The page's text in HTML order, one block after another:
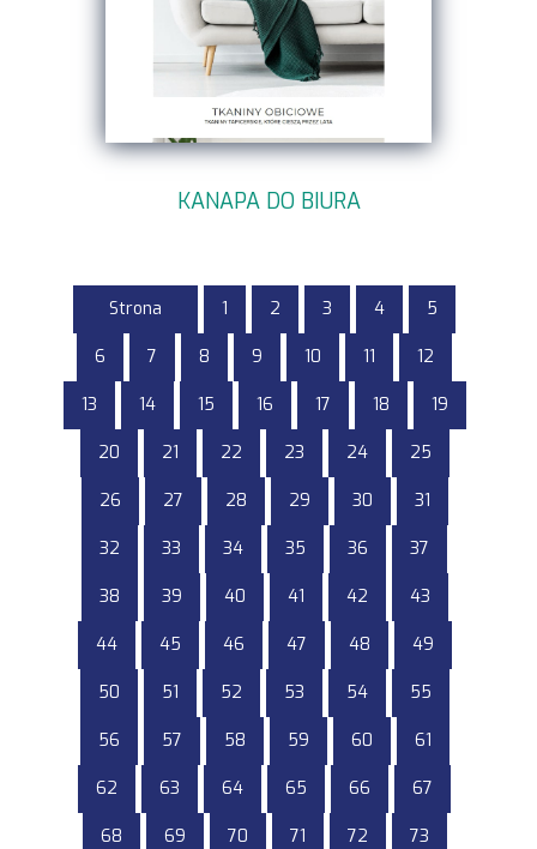
KANAPA DO BIURA
Strona 1 2 3 4 5
6 7 8 9 10 11 12
13 14 15 16 17 18 19
20 21 22 23 24 25
26 27 28 29 30 31
32 33 34 35 36 37
38 39 40 41 42 43
44 45 46 47 48 49
50 51 52 53 54 55
56 57 58 59 60 61
62 63 64 65 66 67
68 69 70 71 72 73